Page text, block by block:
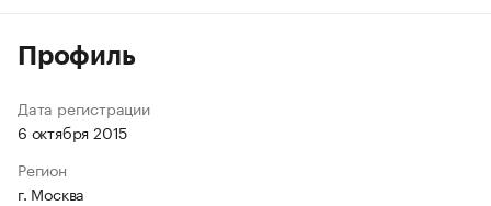
Профиль
Дата регистрации
6 октября 2015
Регион
г. Москва